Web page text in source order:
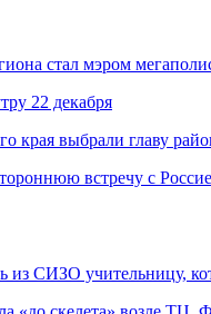
стал мэром
22 декабря
края выбрали главу
встречу с
из СИЗО учительницу,